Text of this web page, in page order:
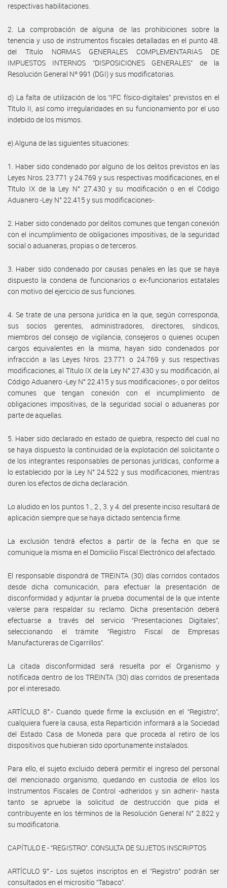
respectivas habilitaciones.
2. La comprobación de alguna de las prohibiciones sobre la
tenencia y uso de instrumentos fiscales detalladas en el punto 48.
del Título NORMAS GENERALES COMPLEMENTARIAS DE
IMPUESTOS INTERNOS “DISPOSICIONES GENERALES” de la
Resolución General Nº 991 (DGI) y sus modificatorias.
d) La falta de utilización de los “IFC físico-digitales” previstos en el
Título II, así como irregularidades en su funcionamiento por el uso
indebido de los mismos.
e) Alguna de las siguientes situaciones:
1. Haber sido condenado por alguno de los delitos previstos en las
Leyes Nros. 23.771 y 24.769 y sus respectivas modificaciones, en el
Título IX de la Ley N° 27.430 y su modificación o en el Código
Aduanero -Ley N° 22.415 y sus modificaciones-.
2. Haber sido condenado por delitos comunes que tengan conexión
con el incumplimiento de obligaciones impositivas, de la seguridad
social o aduaneras, propias o de terceros.
3. Haber sido condenado por causas penales en las que se haya
dispuesto la condena de funcionarios o ex-funcionarios estatales
con motivo del ejercicio de sus funciones.
4. Se trate de una persona jurídica en la que, según corresponda,
sus socios gerentes, administradores, directores, síndicos,
miembros del consejo de vigilancia, consejeros o quienes ocupen
cargos equivalentes en la misma, hayan sido condenados por
infracción a las Leyes Nros. 23.771 o 24.769 y sus respectivas
modificaciones, al Título IX de la Ley N° 27.430 y su modificación, al
Código Aduanero -Ley N° 22.415 y sus modificaciones-, o por delitos
comunes que tengan conexión con el incumplimiento de
obligaciones impositivas, de la seguridad social o aduaneras por
parte de aquellas.
5. Haber sido declarado en estado de quiebra, respecto del cual no
se haya dispuesto la continuidad de la explotación del solicitante o
de los integrantes responsables de personas jurídicas, conforme a
lo establecido por la Ley N° 24.522 y sus modificaciones, mientras
duren los efectos de dicha declaración.
Lo aludido en los puntos 1., 2., 3. y 4. del presente inciso resultará de
aplicación siempre que se haya dictado sentencia firme.
La exclusión tendrá efectos a partir de la fecha en que se
comunique la misma en el Domicilio Fiscal Electrónico del afectado.
El responsable dispondrá de TREINTA (30) días corridos contados
desde dicha comunicación, para efectuar la presentación de
disconformidad y adjuntar la prueba documental de la que intente
valerse para respaldar su reclamo. Dicha presentación deberá
efectuarse a través del servicio “Presentaciones Digitales”,
seleccionando el trámite “Registro Fiscal de Empresas
Manufactureras de Cigarrillos”.
La citada disconformidad será resuelta por el Organismo y
notificada dentro de los TREINTA (30) días corridos de presentada
por el interesado.
ARTÍCULO 8°.- Cuando quede firme la exclusión en el “Registro”,
cualquiera fuere la causa, esta Repartición informará a la Sociedad
del Estado Casa de Moneda para que proceda al retiro de los
dispositivos que hubieran sido oportunamente instalados.
Para ello, el sujeto excluido deberá permitir el ingreso del personal
del mencionado organismo, quedando en custodia de ellos los
Instrumentos Fiscales de Control -adheridos y sin adherir- hasta
tanto se apruebe la solicitud de destrucción que pida el
contribuyente en los términos de la Resolución General N° 2.822 y
su modificatoria.
CAPÍTULO E - “REGISTRO”. CONSULTA DE SUJETOS INSCRIPTOS
ARTÍCULO 9°.- Los sujetos inscriptos en el “Registro” podrán ser
consultados en el micrositio “Tabaco”.